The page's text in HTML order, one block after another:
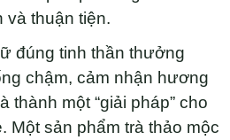
và thuận tiện.
đúng tinh thần thưởng
chậm, cảm nhận hương
thành một “giải pháp” cho
Một sản phẩm trà thảo mộc